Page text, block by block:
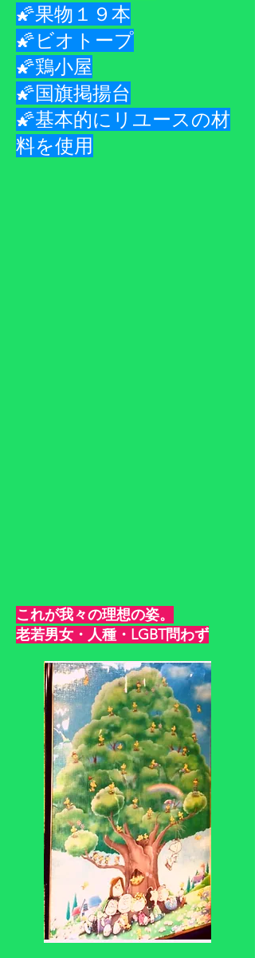
​🌠果物１９本
🌠ビオトープ
🌠鶏小屋
🌠国旗掲揚台
🌠基本的にリユースの材
料を使用
これが我々の理想の姿。
​老若男女・人種・LGBT問わず